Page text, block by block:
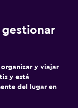
gestionar
y viajar
y está
del lugar en